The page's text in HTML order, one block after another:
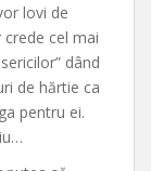
lovi de
cel mai
dând
de hărtie ca
pentru ei.